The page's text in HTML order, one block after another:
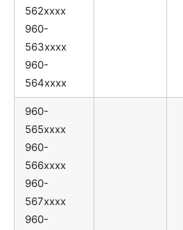
562xxxx
960-
563xxxx
960-
564xxxx
960-
565xxxx
960-
566xxxx
960-
567xxxx
960-